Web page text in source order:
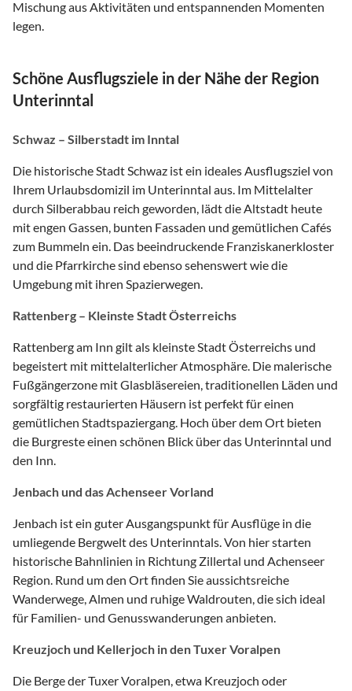
Mischung aus Aktivitäten und entspannenden Momenten
legen.
Schöne Ausflugsziele in der Nähe der Region
Unterinntal
Schwaz – Silberstadt im Inntal
Die historische Stadt Schwaz ist ein ideales Ausflugsziel von
Ihrem Urlaubsdomizil im Unterinntal aus. Im Mittelalter
durch Silberabbau reich geworden, lädt die Altstadt heute
mit engen Gassen, bunten Fassaden und gemütlichen Cafés
zum Bummeln ein. Das beeindruckende Franziskanerkloster
und die Pfarrkirche sind ebenso sehenswert wie die
Umgebung mit ihren Spazierwegen.
Rattenberg – Kleinste Stadt Österreichs
Rattenberg am Inn gilt als kleinste Stadt Österreichs und
begeistert mit mittelalterlicher Atmosphäre. Die malerische
Fußgängerzone mit Glasbläsereien, traditionellen Läden und
sorgfältig restaurierten Häusern ist perfekt für einen
gemütlichen Stadtspaziergang. Hoch über dem Ort bieten
die Burgreste einen schönen Blick über das Unterinntal und
den Inn.
Jenbach und das Achenseer Vorland
Jenbach ist ein guter Ausgangspunkt für Ausflüge in die
umliegende Bergwelt des Unterinntals. Von hier starten
historische Bahnlinien in Richtung Zillertal und Achenseer
Region. Rund um den Ort finden Sie aussichtsreiche
Wanderwege, Almen und ruhige Waldrouten, die sich ideal
für Familien- und Genusswanderungen anbieten.
Kreuzjoch und Kellerjoch in den Tuxer Voralpen
Die Berge der Tuxer Voralpen, etwa Kreuzjoch oder